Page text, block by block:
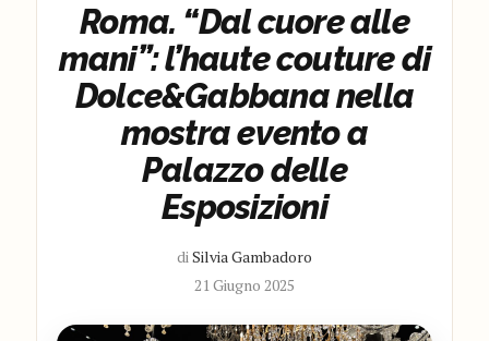
Roma. “Dal cuore alle
mani”: l’haute couture di
Dolce&Gabbana nella
mostra evento a
Palazzo delle
Esposizioni
di Silvia Gambadoro
21 Giugno 2025